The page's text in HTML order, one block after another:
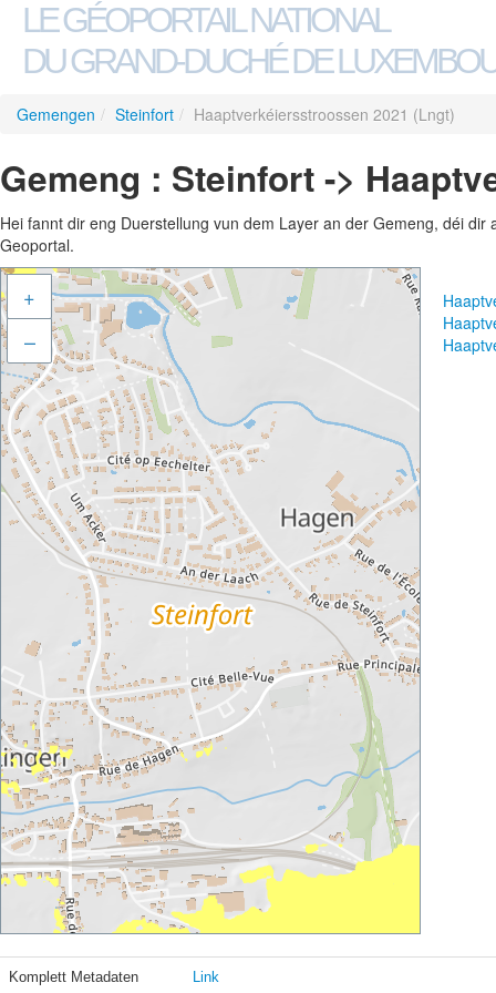
LE GÉOPORTAIL NATIONAL
DU GRAND-DUCHÉ DE
Gemengen / Steinfort / Haaptverkéiersstroossen 2021 (Lngt)
Gemeng : Steinfort ->
Hei fannt dir eng Duerstellung vun dem Layer an der Gemeng, déi
Geoportal.
+
–
Komplett Metadaten Link